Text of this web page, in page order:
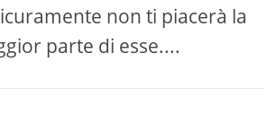
non ti piacerà la
parte di esse....